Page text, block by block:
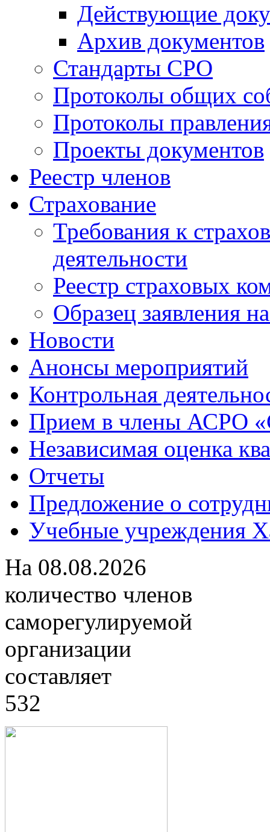
Действующие
Архив документов
Стандарты СРО
Протоколы общих
Протоколы
Проекты документов
Реестр членов
Страхование
Требования к
деятельности
Реестр страховых
Образец заявления
Новости
Анонсы мероприятий
Контрольная
Прием в члены АСРО
Независимая оценка
Отчеты
Предложение о
Учебные учреждения
На 08.08.2026
количество членов
саморегулируемой
организации
составляет
532